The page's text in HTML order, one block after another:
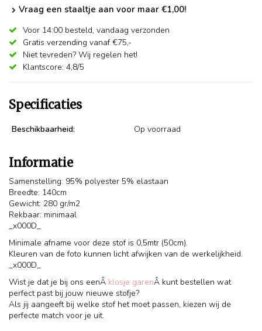
Vraag een staaltje aan voor maar €1,00!
Voor 14:00 besteld, vandaag verzonden
Gratis verzending vanaf €75,-
Niet tevreden? Wij regelen het!
Klantscore: 4,8/5
Specificaties
Beschikbaarheid: Op voorraad
Informatie
Samenstelling: 95% polyester 5% elastaan
Breedte: 140cm
Gewicht: 280 gr/m2
Rekbaar: minimaal
_x000D_
Minimale afname voor deze stof is 0,5mtr (50cm).
Kleuren van de foto kunnen licht afwijken van de werkelijkheid.
_x000D_
Wist je dat je bij ons eenÂ klosje garenÂ kunt bestellen wat
perfect past bij jouw nieuwe stofje?
Als jij aangeeft bij welke stof het moet passen, kiezen wij de
perfecte match voor je uit.